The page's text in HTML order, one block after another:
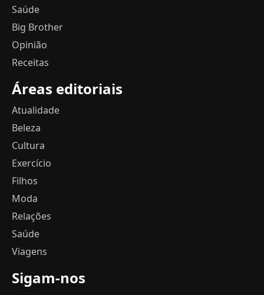
Saúde
Big Brother
Opinião
Receitas
Áreas editoriais
Atualidade
Beleza
Cultura
Exercício
Filhos
Moda
Relações
Saúde
Viagens
Sigam-nos